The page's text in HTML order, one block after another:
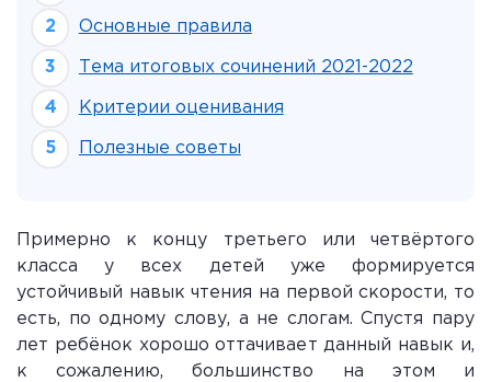
Основные правила
Тема итоговых сочинений 2021-2022
Критерии оценивания
Полезные советы
Примерно к концу третьего или четвёртого
класса у всех детей уже формируется
устойчивый навык чтения на первой скорости, то
есть, по одному слову, а не слогам. Спустя пару
лет ребёнок хорошо оттачивает данный навык и,
к сожалению, большинство на этом и